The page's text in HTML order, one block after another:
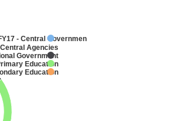
- Central Government
Agencies
Government
Education
Education